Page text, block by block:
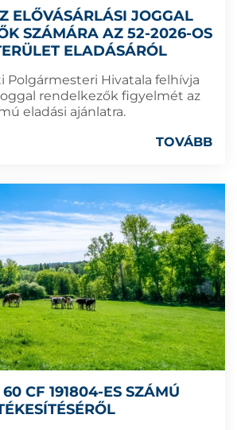
ELŐVÁSÁRLÁSI JOGGAL
SZÁMÁRA AZ 52-2026-OS
ELADÁSÁRÓL
Polgármesteri Hivatala felhívja
rendelkezők figyelmét az
eladási ajánlatra.
TOVÁBB
60 CF 191804-ES SZÁMÚ